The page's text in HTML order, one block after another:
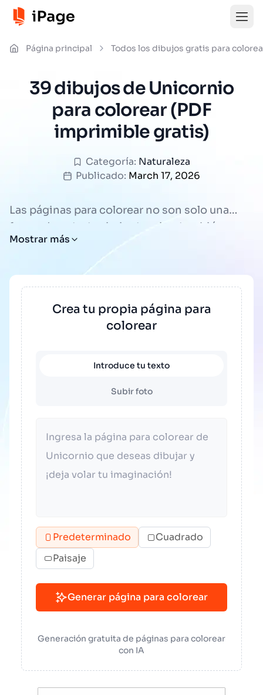
Página principal Todos los dibujos gratis para
39 dibujos de Unicornio
para colorear (PDF
imprimible gratis)
Categoría: Naturaleza
Publicado: March 17, 2026
Las páginas para colorear no son solo una
forma de entretenimiento, sino también una
herramienta eficaz para promover el
desarrollo integral de los niños. Pueden
mejorar la concentración y la paciencia,
fomentar la creatividad y la imaginación.
Durante el proceso de colorear, se ejercitan la
coordinación mano ojo y las habilidades
motoras finas de los niños. Al mismo tiempo,
es una excelente manera de aliviar el estrés y
ayudar a los niños a relajarse. Colorear
también puede mejorar el reconocimiento del
color y el sentido estético. Para los adultos,
colorear también es una buena forma de
relajarse y aliviar el estrés. Además, colorear
puede convertirse en un vínculo para que las
familias pasen tiempo de calidad juntas y
mejoren las relaciones entre padres e hijos.
Todas las páginas para colorear de Unicornio
compatibles con PDF y PNG.
Mostrar más
Crea tu propia página para
colorear
Introduce tu texto
Subir foto
Predeterminado
Cuadrado
Paisaje
Generar página para colorear
Generación gratuita de páginas para colorear
con IA